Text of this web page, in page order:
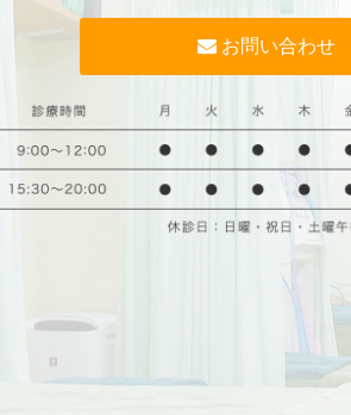
お問い合わせ